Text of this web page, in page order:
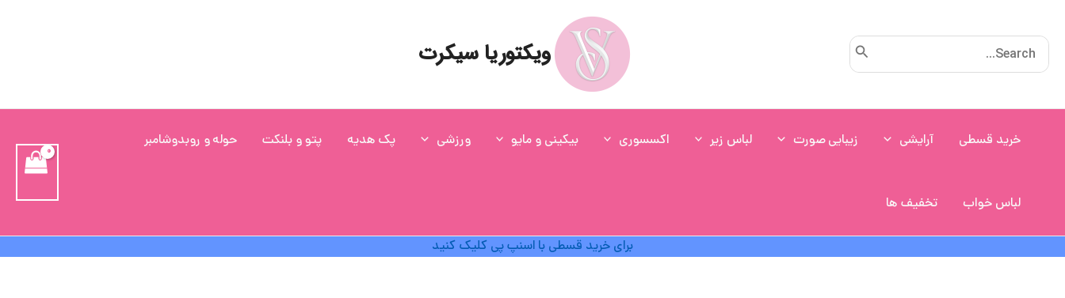
Search
for:
ویکتوریا سیکرت
خرید قسطی آرایشی زیبایی صورت لباس زیر اکسسوری بیکینی و مایو ورزشی پک هدیه پتو و بلنکت حوله و روبدوشامبر
لباس خواب تخفیف ها
برای خرید قسطی با اسنپ پی کلیک کنید